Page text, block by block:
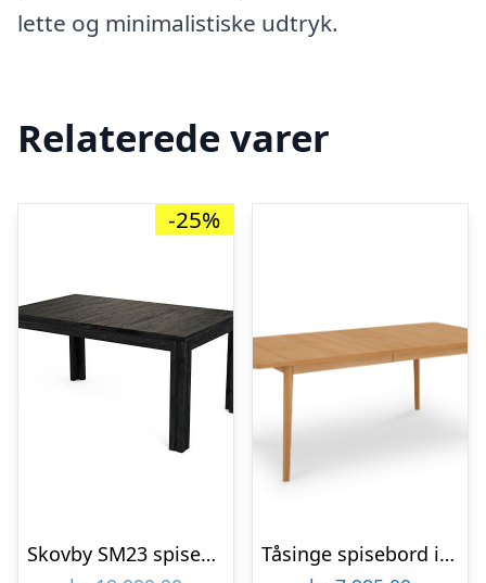
lette og minimalistiske udtryk.
Relaterede varer
-25%
Skovby SM23 spisebord – Sort lakeret eg : Erling Christensen Møbler
Tåsinge spisebord i naturolieret ege finér 200(300) x 100 cm med tillægsplader